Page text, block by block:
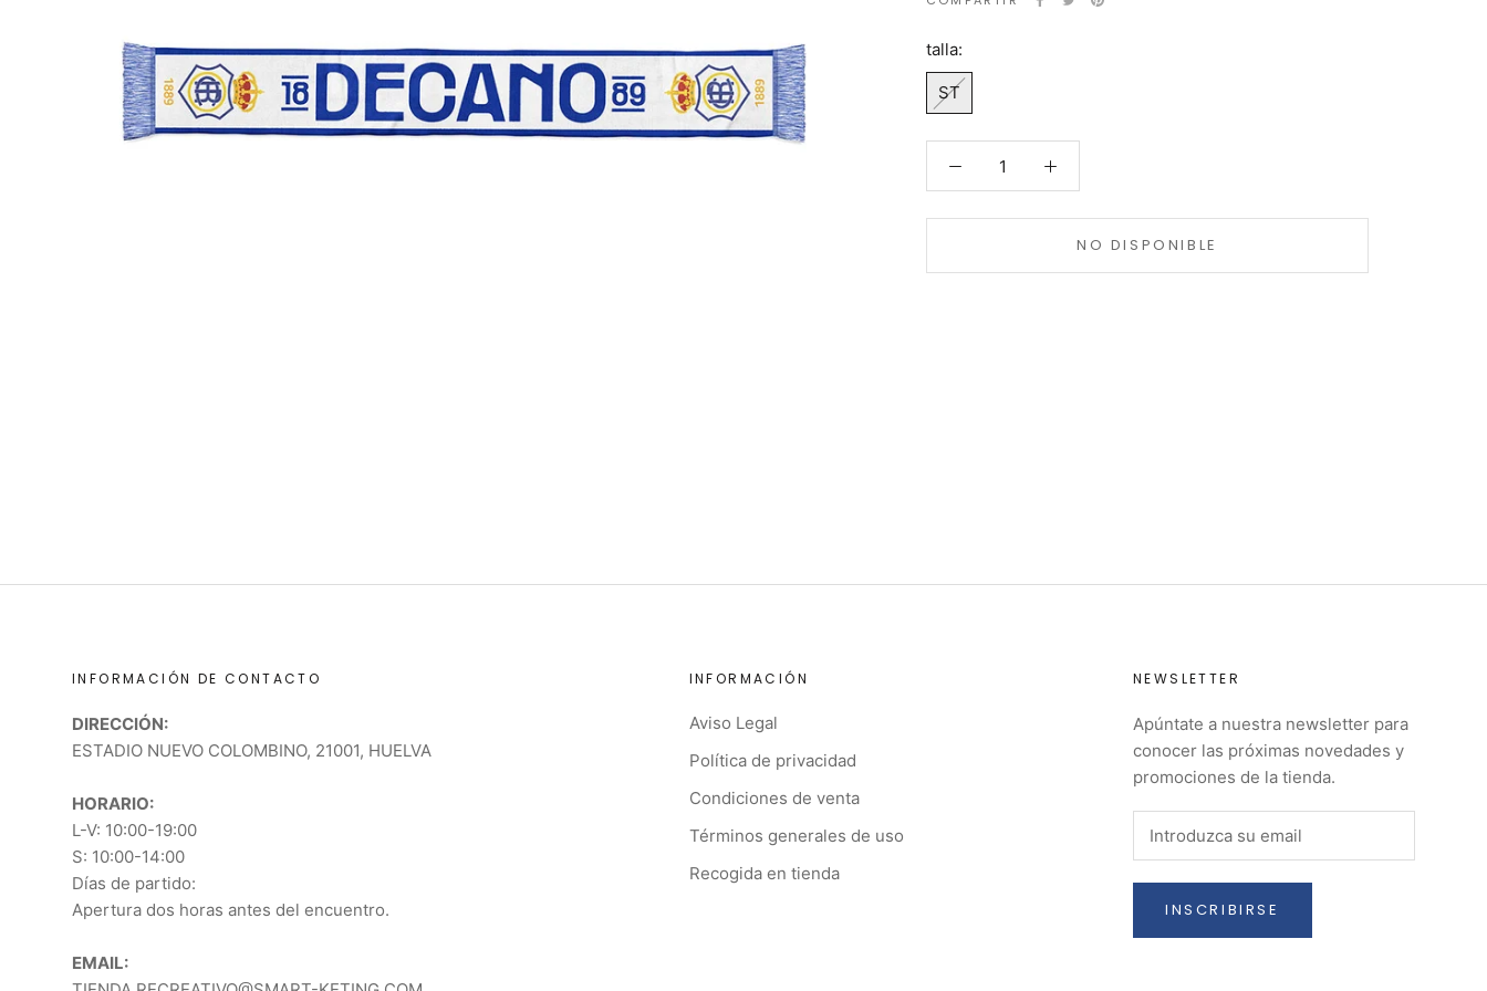
talla:
ST
NO DISPONIBLE
INFORMACIÓN DE CONTACTO
DIRECCIÓN:
ESTADIO NUEVO COLOMBINO, 21001, HUELVA
HORARIO:
L-V: 10:00-19:00
S: 10:00-14:00
Días de partido:
Apertura dos horas antes del encuentro.
EMAIL:
INFORMACIÓN
Aviso Legal
Política de privacidad
Condiciones de venta
Términos generales de uso
Recogida en tienda
NEWSLETTER
Apúntate a nuestra newsletter para
conocer las próximas novedades y
promociones de la tienda.
INSCRIBIRSE